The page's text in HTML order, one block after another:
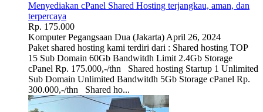
Menyediakan cPanel Shared Hosting terjangkau, aman, dan
terpercaya
Rp. 175.000
Komputer Pegangsaan Dua (Jakarta)April 26, 2024
Paket shared hosting kami terdiri dari : Shared hosting TOP
15 Sub Domain 60Gb Bandwitdh Limit 2.4Gb Storage
cPanel Rp. 175.000,-/thn Shared hosting Startup 1 Unlimited
Sub Domain Unlimited Bandwitdh 5Gb Storage cPanel Rp.
300.000,-/thn Shared ho...